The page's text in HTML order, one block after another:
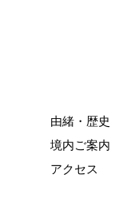
由緒・歴史
境内ご案内
アクセス